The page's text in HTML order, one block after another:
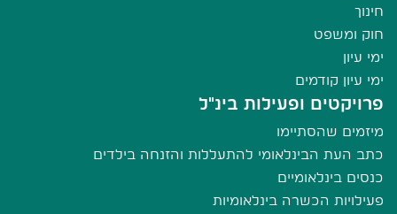
חינוך
חוק ומשפט
ימי עיון
ימי עיון קודמים
פרויקטים ופעילות בינ"ל
מיזמים שהסתיימו
כתב העת הבינלאומי להתעללות והזנחה בילדים
כנסים בינלאומיים
פעילויות הכשרה בינלאומיות